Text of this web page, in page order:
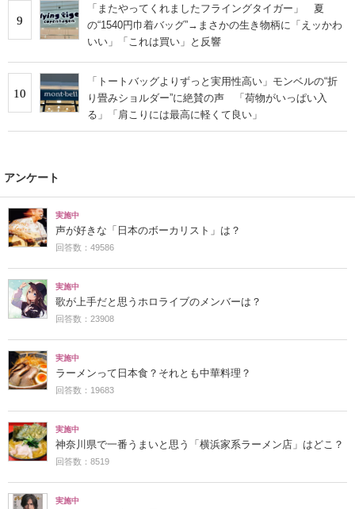
9
「またやってくれましたフライングタイガー」 夏
の“1540円巾着バッグ”→まさかの生き物柄に「えッかわ
いい」「これは買い」と反響
10
「トートバッグよりずっと実用性高い」モンベルの“折
り畳みショルダー”に絶賛の声 「荷物がいっぱい入
る」「肩こりには最高に軽くて良い」
アンケート
実施中
声が好きな「日本のボーカリスト」は？
回答数：49586
実施中
歌が上手だと思うホロライブのメンバーは？
回答数：23908
実施中
ラーメンって日本食？それとも中華料理？
回答数：19683
実施中
神奈川県で一番うまいと思う「横浜家系ラーメン店」はどこ？
回答数：8519
実施中